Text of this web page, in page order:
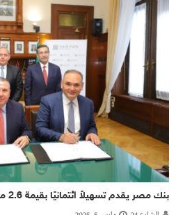
بنك مصر يقدم تسهيلاً ائتمانيًا بقيمة 2.6 مليار جنيه لهايد بارك العقارية